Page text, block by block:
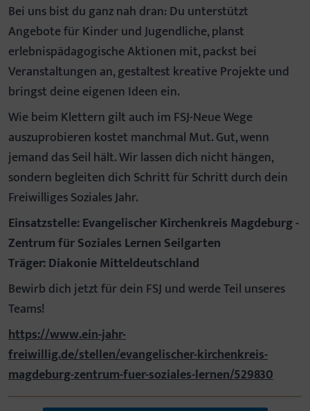
Bei uns bist du ganz nah dran: Du unterstützt
Angebote für Kinder und Jugendliche, planst
erlebnispädagogische Aktionen mit, packst bei
Veranstaltungen an, gestaltest kreative Projekte und
bringst deine eigenen Ideen ein.
Wie beim Klettern gilt auch im FSJ-Neue Wege
auszuprobieren kostet manchmal Mut. Gut, wenn
jemand das Seil hält. Wir lassen dich nicht hängen,
sondern begleiten dich Schritt für Schritt durch dein
Freiwilliges Soziales Jahr.
Einsatzstelle: Evangelischer Kirchenkreis Magdeburg -
Zentrum für Soziales Lernen Seilgarten
Träger: Diakonie Mitteldeutschland
Bewirb dich jetzt für dein FSJ und werde Teil unseres
Teams!
https://www.ein-jahr-
freiwillig.de/stellen/evangelischer-kirchenkreis-
magdeburg-zentrum-fuer-soziales-lernen/529830